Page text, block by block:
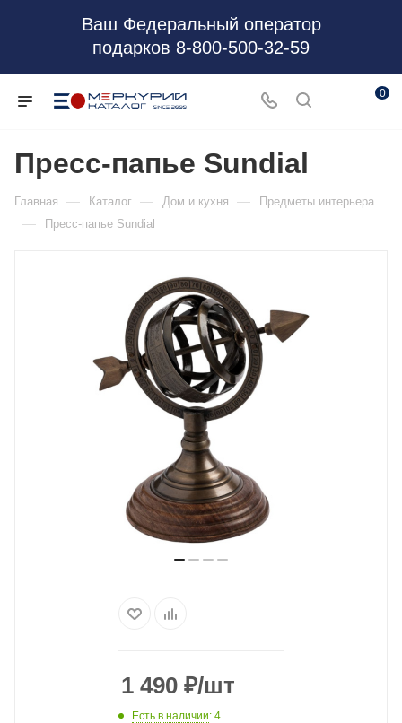
Ваш Федеральный оператор
подарков 8-800-500-32-59
0
Пресс-папье Sundial
Главная — Каталог — Дом и кухня — Предметы интерьера
— Пресс-папье Sundial
1 490 ₽/шт
Есть в наличии: 4